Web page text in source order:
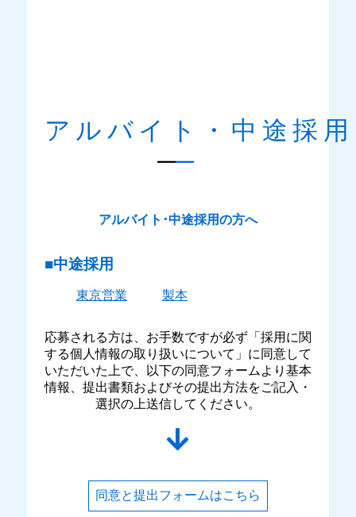
アルバイト・中途採用
アルバイト･中途採用の方へ
■中途採用
東京営業 製本
応募される方は、お手数ですが必ず「採用に関
する個人情報の取り扱いについて」に同意して
いただいた上で、以下の同意フォームより基本
情報、提出書類およびその提出方法をご記入・
選択の上送信してください。
同意と提出フォームはこちら